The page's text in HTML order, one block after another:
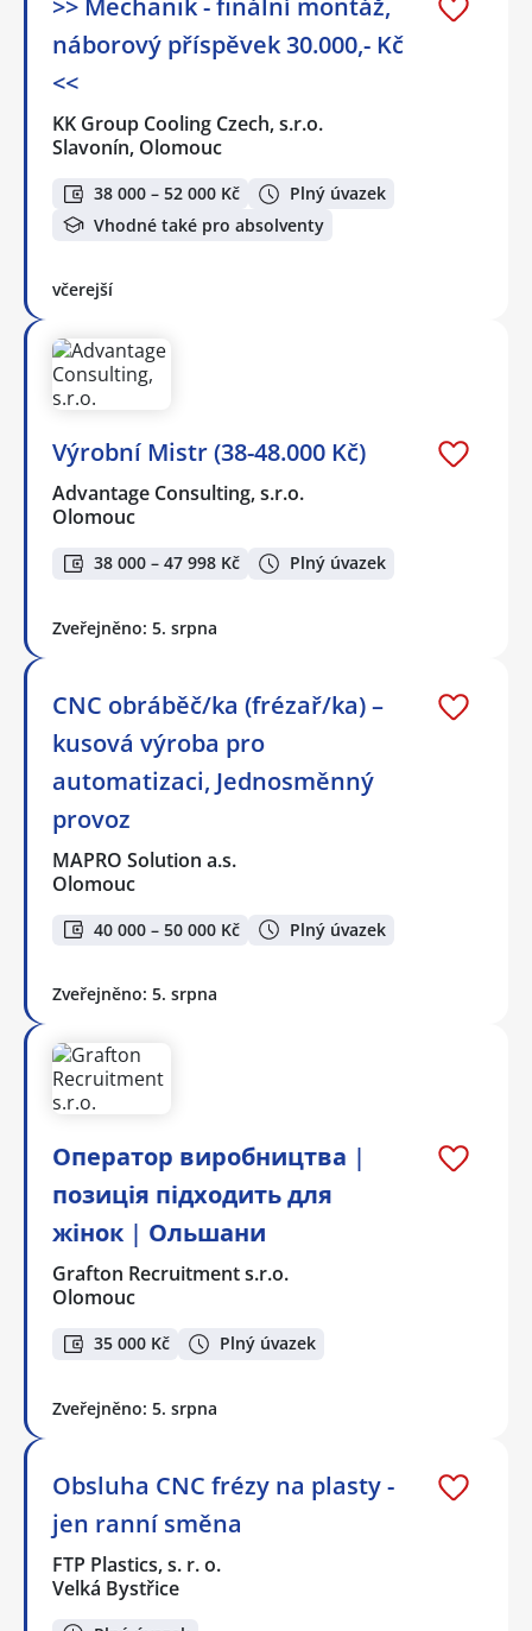
náborový příspěvek 30.000,- Kč
<<
KK Group Cooling Czech, s.r.o.
Slavonín, Olomouc
38 000 – 52 000 Kč
Plný úvazek
Vhodné také pro absolventy
včerejší
Výrobní Mistr (38-48.000 Kč)
Advantage Consulting, s.r.o.
Olomouc
38 000 – 47 998 Kč Plný úvazek
Zveřejněno: 5. srpna
CNC obráběč/ka (frézař/ka) –
kusová výroba pro
automatizaci, Jednosměnný
provoz
MAPRO Solution a.s.
Olomouc
40 000 – 50 000 Kč Plný úvazek
Zveřejněno: 5. srpna
Оператор виробництва |
позиція підходить для
жінок | Ольшани
Grafton Recruitment s.r.o.
Olomouc
35 000 Kč Plný úvazek
Zveřejněno: 5. srpna
Obsluha CNC frézy na plasty -
jen ranní směna
FTP Plastics, s. r. o.
Velká Bystřice